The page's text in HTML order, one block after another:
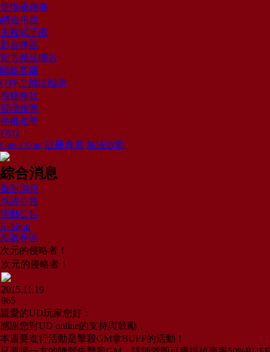
兌換優惠券
網頁扭蛋
主程式下載
影音專區
官方精采圖片
聯絡客服
OTP二階段驗證
服務條款
管理規章
停權名單
FAQ
Game Start 註冊會員 無法啟動
綜合消息
最新消息
系統公告
活動公告
K-Shop
改版專區
次元的侵略者！
次元的侵略者！
2015.11.19
965
親愛的UD玩家您好：
感謝您對UD online的支持與鼓勵，
本週要進行活動是擊殺GM拿BUFF的活動！